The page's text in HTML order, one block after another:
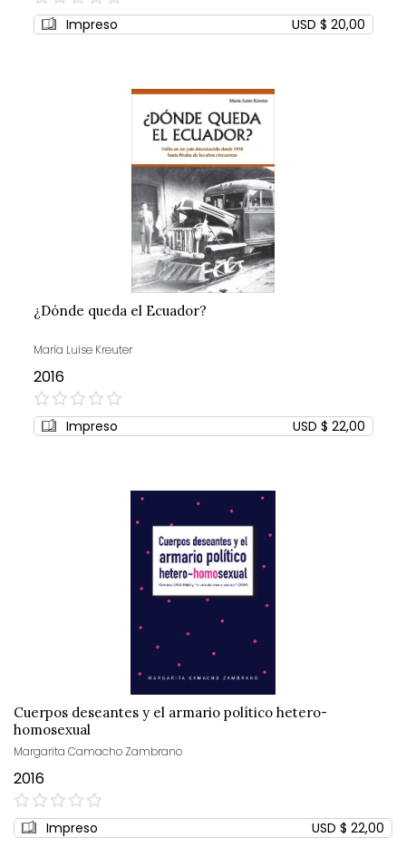
0%
Impreso USD $ 20,00
¿Dónde queda el Ecuador?
María Luise Kreuter
2016
0%
Impreso USD $ 22,00
Cuerpos deseantes y el armario político hetero-
homosexual
Margarita Camacho Zambrano
2016
0%
Impreso USD $ 22,00